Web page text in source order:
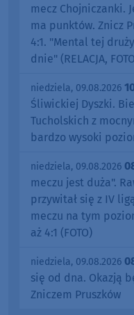
mecz Chojniczanki.
ma punktów. Znicz
4:1. "Mental tej
dnie" (RELACJA,
niedziela, 09.08.2026
Śliwickiej Dyszki.
Tucholskich z
bardzo wysoki
niedziela, 09.08.2026
meczu jest duża".
przywitał się z IV
meczu na tym
aż 4:1 (FOTO)
niedziela, 09.08.2026
się od dna. Okazją
Zniczem Pruszków